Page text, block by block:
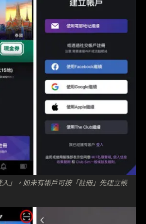
」，如未有帳戶可按「註冊」先建立帳